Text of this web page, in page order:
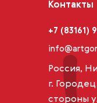
Контакты
+7 (83161)
Россия,
г.
стороны